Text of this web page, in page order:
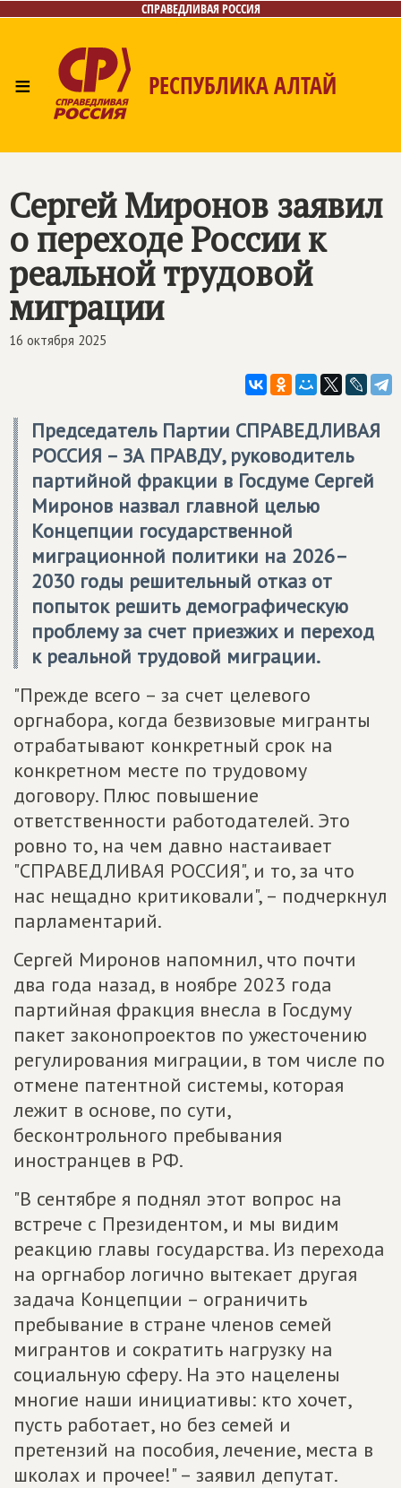
СПРАВЕДЛИВАЯ РОССИЯ
≡ РЕСПУБЛИКА АЛТАЙ
Сергей Миронов заявил
о переходе России к
реальной трудовой
миграции
16 октября 2025
Председатель Партии СПРАВЕДЛИВАЯ
РОССИЯ – ЗА ПРАВДУ, руководитель
партийной фракции в Госдуме Сергей
Миронов назвал главной целью
Концепции государственной
миграционной политики на 2026–
2030 годы решительный отказ от
попыток решить демографическую
проблему за счет приезжих и переход
к реальной трудовой миграции.
"Прежде всего – за счет целевого
оргнабора, когда безвизовые мигранты
отрабатывают конкретный срок на
конкретном месте по трудовому
договору. Плюс повышение
ответственности работодателей. Это
ровно то, на чем давно настаивает
"СПРАВЕДЛИВАЯ РОССИЯ", и то, за что
нас нещадно критиковали", – подчеркнул
парламентарий.
Сергей Миронов напомнил, что почти
два года назад, в ноябре 2023 года
партийная фракция внесла в Госдуму
пакет законопроектов по ужесточению
регулирования миграции, в том числе по
отмене патентной системы, которая
лежит в основе, по сути,
бесконтрольного пребывания
иностранцев в РФ.
"В сентябре я поднял этот вопрос на
встрече с Президентом, и мы видим
реакцию главы государства. Из перехода
на оргнабор логично вытекает другая
задача Концепции – ограничить
пребывание в стране членов семей
мигрантов и сократить нагрузку на
социальную сферу. На это нацелены
многие наши инициативы: кто хочет,
пусть работает, но без семей и
претензий на пособия, лечение, места в
школах и прочее!" – заявил депутат.